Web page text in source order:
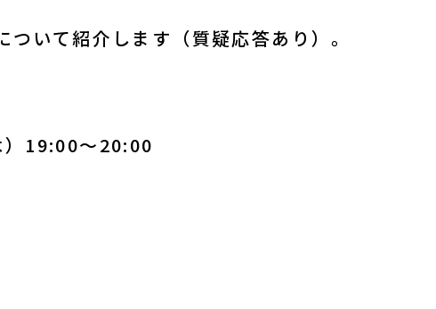
いて紹介します（質疑応答あり）。
19:00～20:00